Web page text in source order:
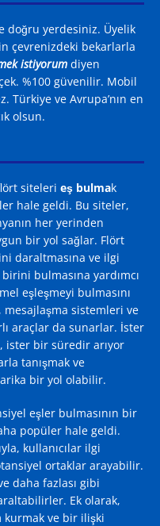
doğru yerdesiniz. Üyelik
çevrenizdeki bekarlarla
istiyorum diyen
%100 güvenilir. Mobil
Türkiye ve Avrupa’nın en
olsun.
siteleri eş bulmak
hale geldi. Bu siteler,
her yerinden
bir yol sağlar. Flört
daraltmasına ve ilgi
bulmasına yardımcı
eşleşmeyi bulmasını
sistemleri ve
araçlar da sunarlar. İster
ister bir süredir arıyor
tanışmak ve
bir yol olabilir.
eşler bulmasının bir
popüler hale geldi.
kullanıcılar ilgi
ortaklar arayabilir.
daha fazlası gibi
Ek olarak,
kurmak ve bir ilişki